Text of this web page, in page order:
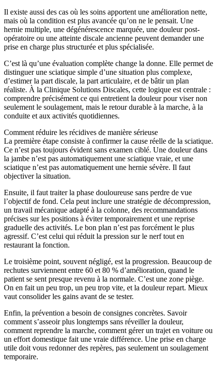
Il existe aussi des cas où les soins apportent une amélioration nette,
mais où la condition est plus avancée qu’on ne le pensait. Une
hernie multiple, une dégénérescence marquée, une douleur post-
opératoire ou une atteinte discale ancienne peuvent demander une
prise en charge plus structurée et plus spécialisée.
C’est là qu’une évaluation complète change la donne. Elle permet de
distinguer une sciatique simple d’une situation plus complexe,
d’estimer la part discale, la part articulaire, et de bâtir un plan
réaliste. À la Clinique Solutions Discales, cette logique est centrale :
comprendre précisément ce qui entretient la douleur pour viser non
seulement le soulagement, mais le retour durable à la marche, à la
conduite et aux activités quotidiennes.
Comment réduire les récidives de manière sérieuse
La première étape consiste à confirmer la cause réelle de la sciatique.
Ce n’est pas toujours évident sans examen ciblé. Une douleur dans
la jambe n’est pas automatiquement une sciatique vraie, et une
sciatique n’est pas automatiquement une hernie sévère. Il faut
objectiver la situation.
Ensuite, il faut traiter la phase douloureuse sans perdre de vue
l’objectif de fond. Cela peut inclure une stratégie de décompression,
un travail mécanique adapté à la colonne, des recommandations
précises sur les positions à éviter temporairement et une reprise
graduelle des activités. Le bon plan n’est pas forcément le plus
agressif. C’est celui qui réduit la pression sur le nerf tout en
restaurant la fonction.
Le troisième point, souvent négligé, est la progression. Beaucoup de
rechutes surviennent entre 60 et 80 % d’amélioration, quand le
patient se sent presque revenu à la normale. C’est une zone piège.
On en fait un peu trop, un peu trop vite, et la douleur repart. Mieux
vaut consolider les gains avant de se tester.
Enfin, la prévention a besoin de consignes concrètes. Savoir
comment s’asseoir plus longtemps sans réveiller la douleur,
comment reprendre la marche, comment gérer un trajet en voiture ou
un effort domestique fait une vraie différence. Une prise en charge
utile doit vous redonner des repères, pas seulement un soulagement
temporaire.